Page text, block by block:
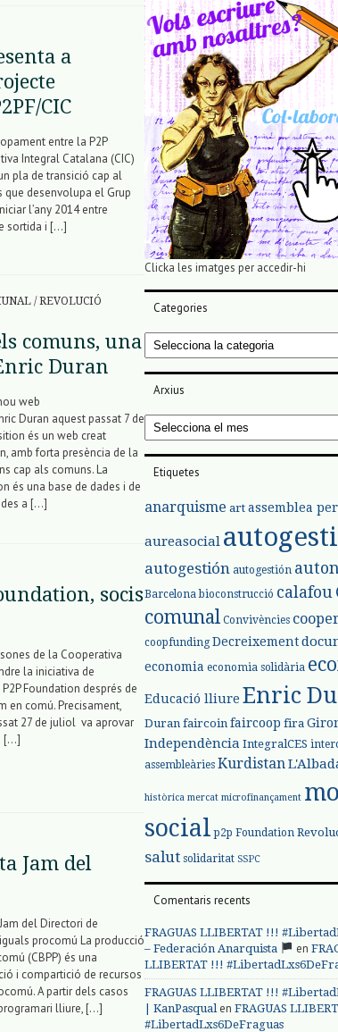
a
CIC
entre la P2P
Integral Catalana (CIC)
pla de transició cap al
desenvolupa el Grup
l’any 2014 entre
sortida i […]
/ REVOLUCIÓ
comuns, una
Duran
web
Duran aquest passat 7 de
és un web creat
amb forta presència de la
cap als comuns. La
és una base de dades i de
a […]
socis
de la Cooperativa
la iniciativa de
Foundation després de
en comú. Precisament,
27 de juliol va aprovar
[…]
Jam del
del Directori de
procomú La producció
(CBPP) és una
i compartició de recursos
A partir dels casos
lliure, […]
Clicka les imatges per accedir-hi
Categories
Categories
Arxius
Arxius
Etiquetes
anarquisme art assemblea
aureasocial
autogestión autogestión
Barcelona bioconstrucció calafou
comunal Convivències
coopfunding Decreixement
economia economia solidària
Educació lliure Enric
Duran faircoin faircoop fira
Independència IntegralCES
assembleàries Kurdistan
històrica mercat microfinançament
social p2p Foundation
salut solidaritat SSPC
Comentaris recents
FRAGUAS LLIBERTAT !!!
– Federación Anarquista
en
LLIBERTAT !!!
FRAGUAS LLIBERTAT !!!
| KanPasqualen FRAGUAS
#LibertadLxs6DeFraguas